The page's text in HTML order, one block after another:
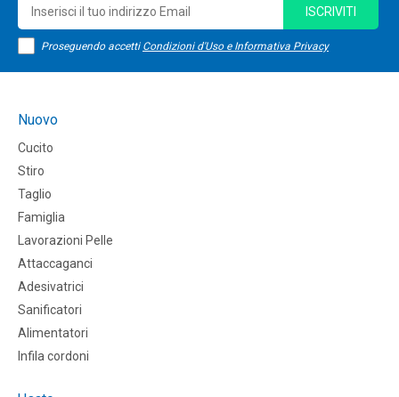
Proseguendo accetti Condizioni d'Uso e Informativa Privacy
ISCRIVITI
Nuovo
Cucito
Stiro
Taglio
Famiglia
Lavorazioni Pelle
Attaccaganci
Adesivatrici
Sanificatori
Alimentatori
Infila cordoni